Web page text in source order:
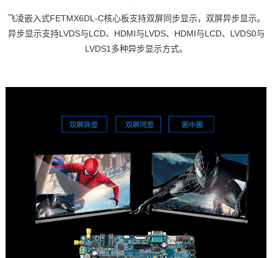
飞凌嵌入式FETMX6DL-C核心板支持双屏同步显示，双屏异步显示。
异步显示支持LVDS与LCD、HDMI与LVDS、HDMI与LCD、LVDS0与
LVDS1多种异步显示方式。